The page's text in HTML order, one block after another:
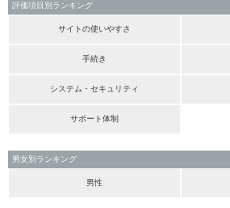
評価項目別ランキング
サイトの使いやすさ
手続き
システム・セキュリティ
サポート体制
男女別ランキング
男性